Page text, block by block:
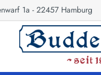
1a - 22457 Hamburg